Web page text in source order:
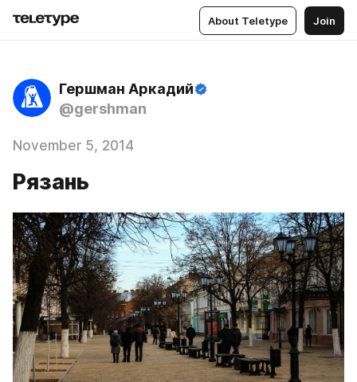
About Teletype Join
Гершман Аркадий
@gershman
November 5, 2014
Рязань